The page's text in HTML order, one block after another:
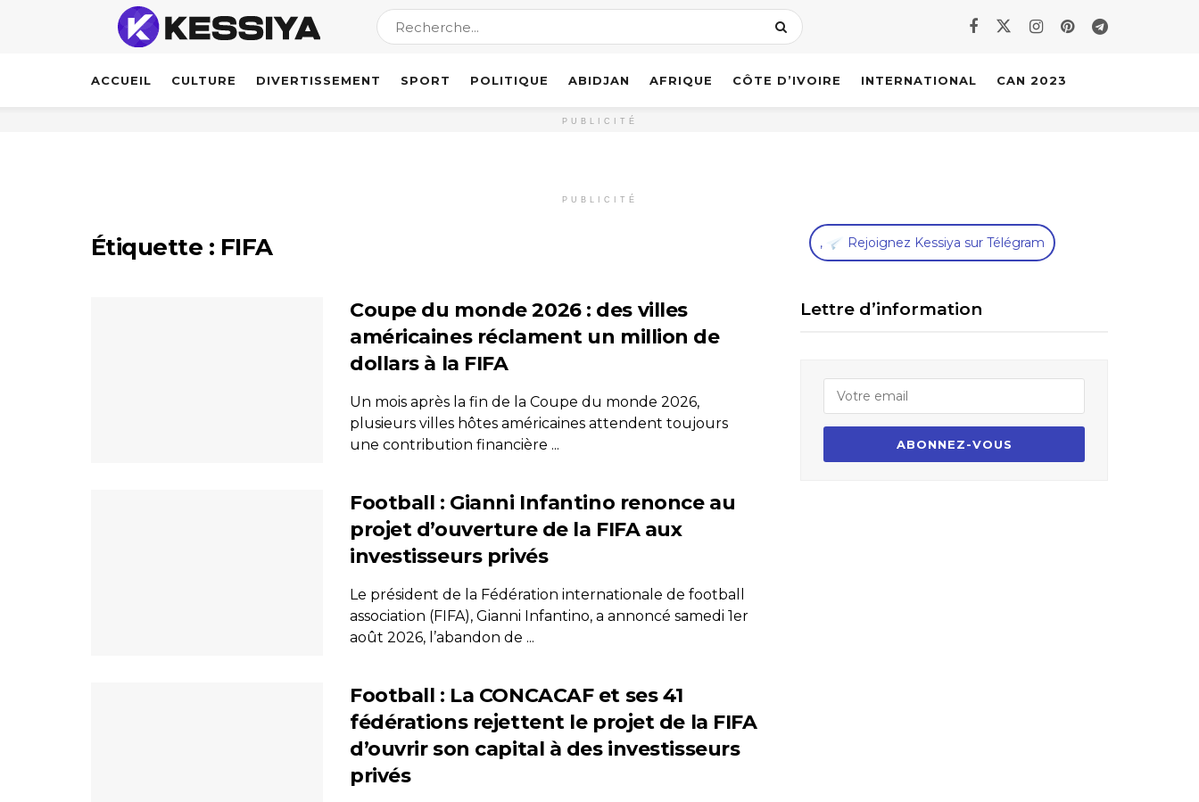
ACCUEIL CULTURE DIVERTISSEMENT SPORT POLITIQUE ABIDJAN AFRIQUE CÔTE D’IVOIRE INTERNATIONAL CAN 2023
PUBLICITÉ
PUBLICITÉ
Étiquette : FIFA
Coupe du monde 2026 : des villes
américaines réclament un million de
dollars à la FIFA
Un mois après la fin de la Coupe du monde 2026,
plusieurs villes hôtes américaines attendent toujours
une contribution financière ...
Football : Gianni Infantino renonce au
projet d’ouverture de la FIFA aux
investisseurs privés
Le président de la Fédération internationale de football
association (FIFA), Gianni Infantino, a annoncé samedi 1er
août 2026, l’abandon de ...
Football : La CONCACAF et ses 41
fédérations rejettent le projet de la FIFA
d’ouvrir son capital à des investisseurs
privés
, Rejoignez Kessiya sur Télégram
Lettre d’information